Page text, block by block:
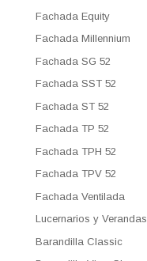
Fachada Equity
Fachada Millennium
Fachada SG 52
Fachada SST 52
Fachada ST 52
Fachada TP 52
Fachada TPH 52
Fachada TPV 52
Fachada Ventilada
Lucernarios y Verandas
Barandilla Classic